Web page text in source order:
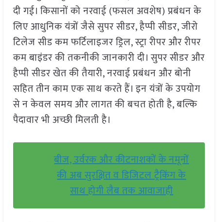
दी गई। किसानों को नरवाई (फसल अवशेष) प्रबंधन के
लिए आधुनिक यंत्रों जैसे सुपर सीडर, हैप्पी सीडर, जीरो
टिलेज सीड कम फर्टिलाइजर ड्रिल, स्ट्रा रीपर और रीपर
कम बाइंडर की तकनीकी जानकारी दी। सुपर सीडर और
हैप्पी सीडर खेत की तैयारी, नरवाई प्रबंधन और बोनी
सहित तीन काम एक साथ करते हैं। इन यंत्रों के उपयोग
से न केवल समय और लागत की बचत होती है, बल्कि
पैदावार भी अच्छी मिलती है।
बीज, उर्वरक और कीटनाशकों के नमूनों
की अब सुरक्षित व डिजिटल ट्रैकिंग के
साथ होगी लैब तक आवाजाही